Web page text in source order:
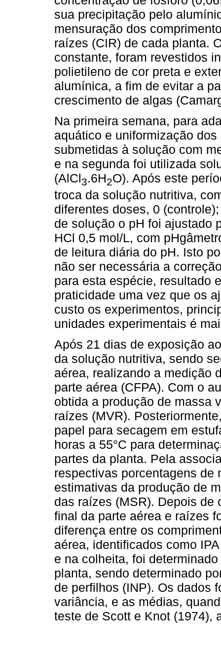
sua precipitação pelo
mensuração dos
raízes (CIR) de cada planta.
constante, foram revestidos
polietileno de cor preta e
alumínica, a fim de evitar a
crescimento de algas
Na primeira semana, para
aquático e uniformização
submetidas à solução com
e na segunda foi utilizada
(AlCl3.6H2O). Após este
troca da solução nutritiva,
diferentes doses, 0
de solução o pH foi ajustado
HCl 0,5 mol/L, com
de leitura diária do pH. Isto
não ser necessária a
para esta espécie, resultado
praticidade uma vez que os
custo os experimentos,
unidades experimentais é
Após 21 dias de exposição
da solução nutritiva, sendo
aérea, realizando a medição
parte aérea (CFPA). Com o
obtida a produção de massa
raízes (MVR).
papel para secagem em
horas a 55°C para
partes da planta. Pela
respectivas porcentagens de
estimativas da produção de
das raízes (MSR). Depois
final da parte aérea e raízes
diferença entre os
aérea, identificados como
e na colheita, foi
planta, sendo determinado
de perfilhos (INP). Os dados
variância, e as médias,
teste de Scott e Knot (1974),